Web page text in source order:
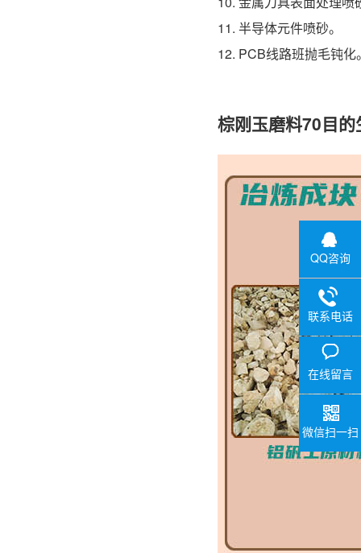
11. 半导体元件喷砂。
12. PCB线路班抛毛钝化
棕刚玉磨料70目
QQ咨询
联系电话
在线留言
微信扫一扫